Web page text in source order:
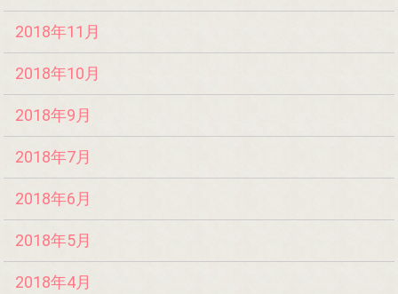
2018年11月
2018年10月
2018年9月
2018年7月
2018年6月
2018年5月
2018年4月